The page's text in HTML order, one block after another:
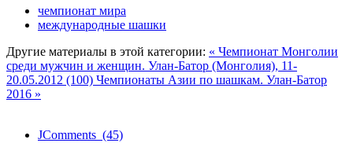
чемпионат мира
международные шашки
Другие материалы в этой категории: « Чемпионат Монголии
среди мужчин и женщин. Улан-Батор (Монголия), 11-
20.05.2012 (100) Чемпионаты Азии по шашкам. Улан-Батор
2016 »
JComments (45)